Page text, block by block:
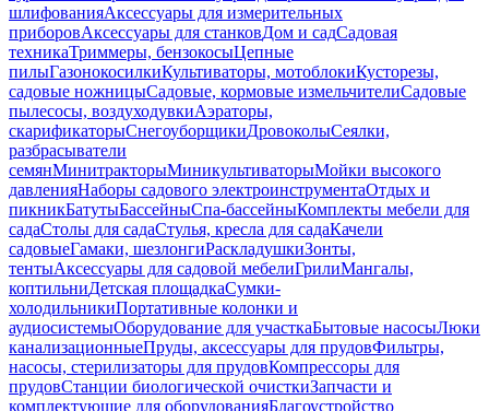
шлифованияАксессуары для измерительных
приборовАксессуары для станковДом и садСадовая
техникаТриммеры, бензокосыЦепные
пилыГазонокосилкиКультиваторы, мотоблокиКусторезы,
садовые ножницыСадовые, кормовые измельчителиСадовые
пылесосы, воздуходувкиАэраторы,
скарификаторыСнегоуборщикиДровоколыСеялки,
разбрасыватели
семянМинитракторыМиникультиваторыМойки высокого
давленияНаборы садового электроинструментаОтдых и
пикникБатутыБассейныСпа-бассейныКомплекты мебели для
садаСтолы для садаСтулья, кресла для садаКачели
садовыеГамаки, шезлонгиРаскладушкиЗонты,
тентыАксессуары для садовой мебелиГрилиМангалы,
коптильниДетская площадкаСумки-
холодильникиПортативные колонки и
аудиосистемыОборудование для участкаБытовые насосыЛюки
канализационныеПруды, аксессуары для прудовФильтры,
насосы, стерилизаторы для прудовКомпрессоры для
прудовСтанции биологической очисткиЗапчасти и
комплектующие для оборудованияБлагоустройство